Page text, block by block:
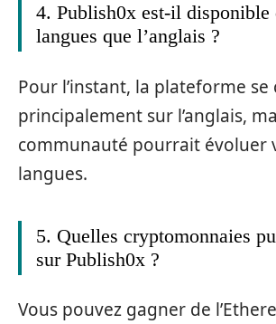
4. Publish0x est-il disponible
langues que l’anglais ?
Pour l’instant, la plateforme se
principalement sur l’anglais,
communauté pourrait évoluer
langues.
5. Quelles cryptomonnaies
sur Publish0x ?
Vous pouvez gagner de